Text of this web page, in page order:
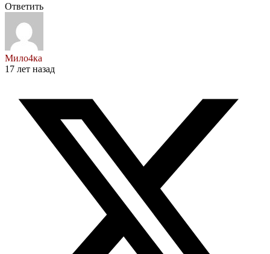
Ответить
Мило4ка
17 лет назад